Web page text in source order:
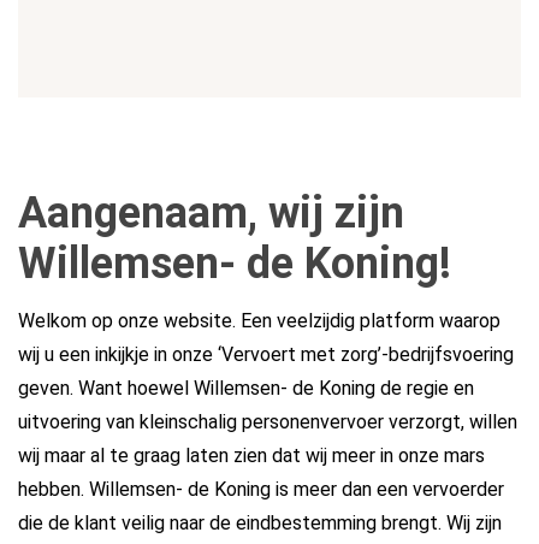
Aangenaam, wij zijn
Willemsen- de Koning!
Welkom op onze website. Een veelzijdig platform waarop
wij u een inkijkje in onze ‘Vervoert met zorg’-bedrijfsvoering
geven. Want hoewel Willemsen- de Koning de regie en
uitvoering van kleinschalig personenvervoer verzorgt, willen
wij maar al te graag laten zien dat wij meer in onze mars
hebben. Willemsen- de Koning is meer dan een vervoerder
die de klant veilig naar de eindbestemming brengt. Wij zijn